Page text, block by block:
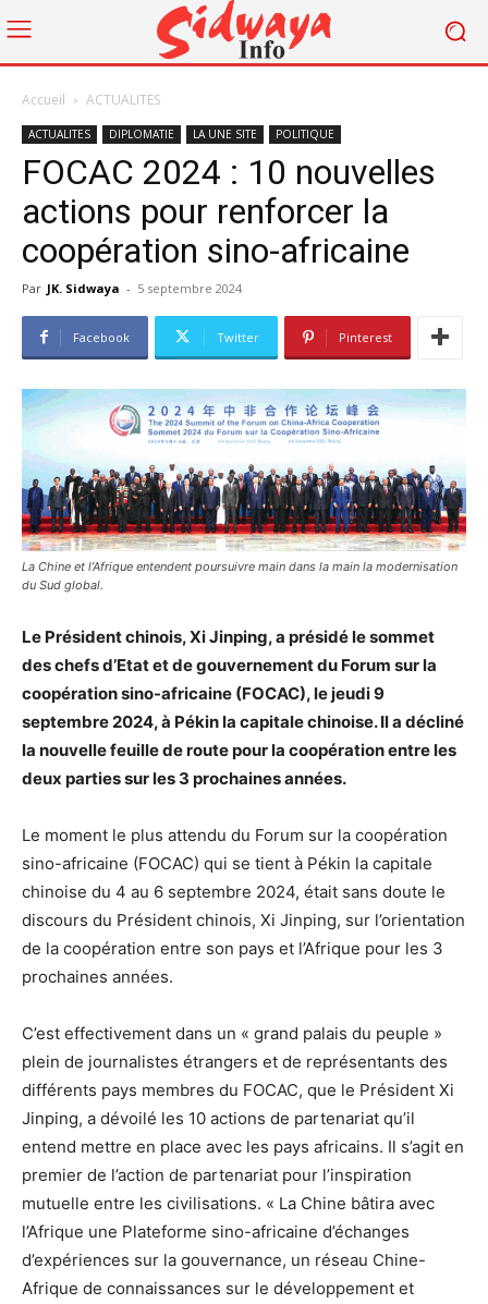
Accueil ACTUALITES
ACTUALITES DIPLOMATIE LA UNE SITE POLITIQUE
FOCAC 2024 : 10 nouvelles
actions pour renforcer la
coopération sino-africaine
Par JK. Sidwaya - 5 septembre 2024
Facebook Twitter Pinterest
La Chine et l’Afrique entendent poursuivre main dans la main la modernisation
du Sud global.
Le Président chinois, Xi Jinping, a présidé le sommet
des chefs d’Etat et de gouvernement du Forum sur la
coopération sino-africaine (FOCAC), le jeudi 9
septembre 2024, à Pékin la capitale chinoise. Il a décliné
la nouvelle feuille de route pour la coopération entre les
deux parties sur les 3 prochaines années.
Le moment le plus attendu du Forum sur la coopération
sino-africaine (FOCAC) qui se tient à Pékin la capitale
chinoise du 4 au 6 septembre 2024, était sans doute le
discours du Président chinois, Xi Jinping, sur l’orientation
de la coopération entre son pays et l’Afrique pour les 3
prochaines années.
C’est effectivement dans un « grand palais du peuple »
plein de journalistes étrangers et de représentants des
différents pays membres du FOCAC, que le Président Xi
Jinping, a dévoilé les 10 actions de partenariat qu’il
entend mettre en place avec les pays africains. Il s’agit en
premier de l’action de partenariat pour l’inspiration
mutuelle entre les civilisations. « La Chine bâtira avec
l’Afrique une Plateforme sino-africaine d’échanges
d’expériences sur la gouvernance, un réseau Chine-
Afrique de connaissances sur le développement et